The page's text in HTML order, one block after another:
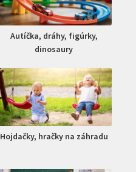
Autíčka, dráhy, figúrky,
dinosaury
Hojdačky, hračky na záhradu